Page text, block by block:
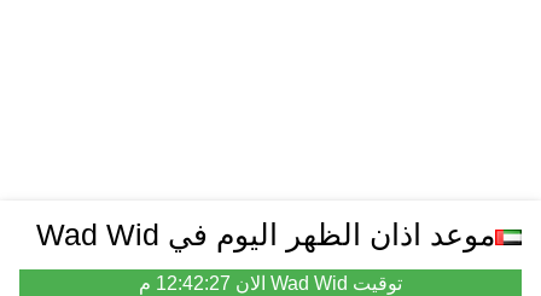
موعد اذان الظهر اليوم في Wad Wid
توقيت Wad Wid الان
12:42:27 م